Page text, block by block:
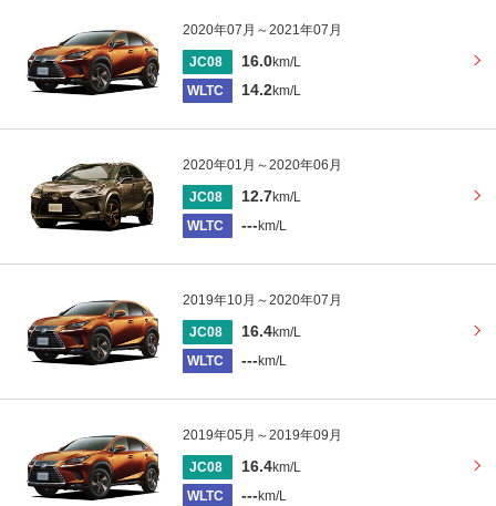
2020年07月～2021年07月
JC08 16.0km/L
WLTC
14.2km/L
2020年01月～2020年06月
JC08 12.7km/L
WLTC
--- km/L
2019年10月～2020年07月
JC08 16.4km/L
WLTC
--- km/L
2019年05月～2019年09月
JC08 16.4km/L
WLTC
--- km/L